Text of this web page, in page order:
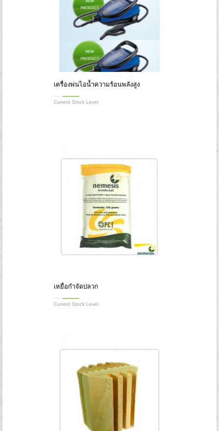
เครื่องพ่นไอน้ำความร้อนพลังสูง
Current Stock Level
เหยื่อกำจัดปลวก
Current Stock Level